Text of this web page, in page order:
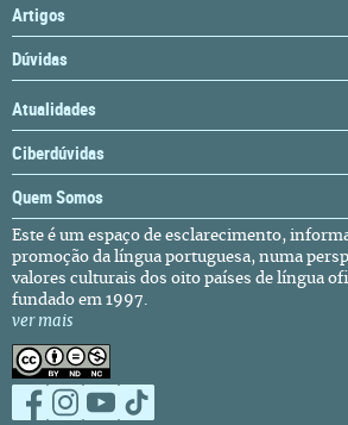
Artigos
Dúvidas
Atualidades
Ciberdúvidas
Quem Somos
Este é um espaço de esclarecimento,
promoção da língua portuguesa, numa
valores culturais dos oito países de língua
fundado em 1997.
ver mais